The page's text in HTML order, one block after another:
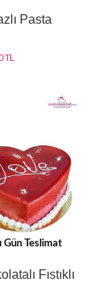
Pasta
TL
Gün Teslimat
Fıstıklı